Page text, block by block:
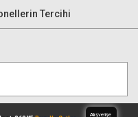
Tercihi